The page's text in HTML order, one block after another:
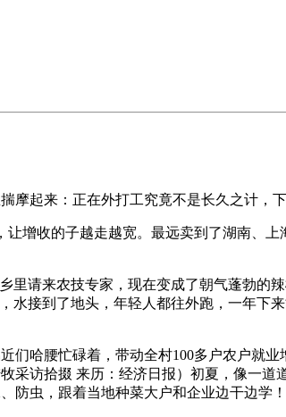
起来：正在外打工究竟不是长久之计，下
收的子越走越宽。最远卖到了湖南、
请来农技专家，现在变成了朝气蓬勃的
水接到了地头，年轻人都往外跑，一年下
哈腰忙碌着，带动全村100多户农户就业
采访拾掇 来历：经济日报）初夏，像一
防虫，跟着当地种菜大户和企业边干边学！